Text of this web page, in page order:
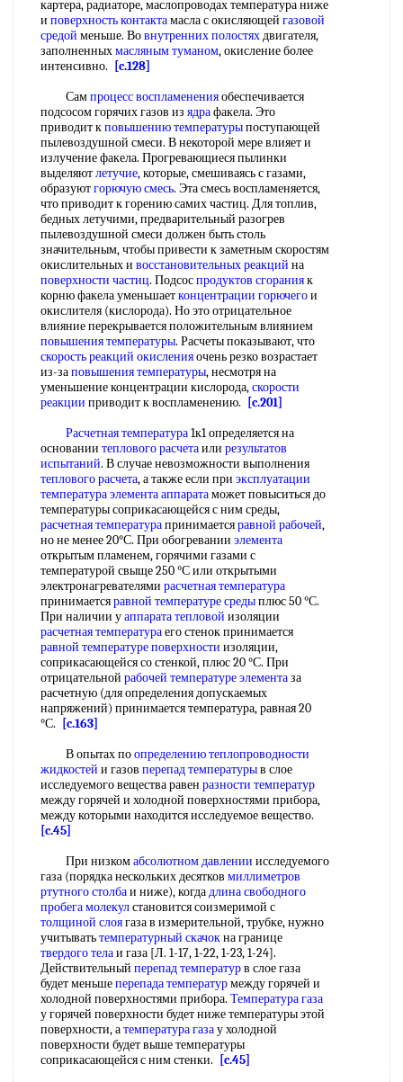
картера, радиаторе, маслопроводах температура ниже
и поверхность контактамасла с окисляющей газовой
средой меньше. Вовнутренних полостяхдвигателя,
заполненныхмасляным туманом, окисление более
интенсивно.
[c.128]
Сампроцесс воспламененияобеспечивается
подсосом горячих газов из ядрафакела. Это
приводит кповышению температурыпоступающей
пылевоздушной смеси. В некоторой мере влияет и
излучение факела. Прогревающиеся пылинки
выделяютлетучие, которые, смешиваясь с газами,
образуютгорючую смесь. Эта смесь воспламеняется,
что приводит к горению самих частиц. Для топлив,
бедных летучими, предварительный разогрев
пылевоздушной смеси должен быть столь
значительным, чтобы привести к заметным скоростям
окислительных и восстановительных реакций на
поверхности частиц. Подсоспродуктов сгоранияк
корню факела уменьшаетконцентрации горючегои
окислителя (кислорода). Но это отрицательное
влияние перекрывается положительным влиянием
повышения температуры. Расчеты показывают, что
скорость реакций окисленияочень резко возрастает
из-заповышения температуры, несмотря на
уменьшение концентрации кислорода,скорости
реакции приводит к воспламенению.
[c.201]
Расчетная температура1к1 определяется на
основании теплового расчетаили результатов
испытаний. В случае невозможности выполнения
теплового расчета, а также если при эксплуатации
температураэлемента аппаратаможет повыситься до
температуры соприкасающейся с ним среды,
расчетная температурапринимаетсяравной рабочей,
но не менее 20°С. При обогревании элемента
открытым пламенем, горячими газами с
температурой свыще 250 °С или открытыми
электронагревателями расчетная температура
принимаетсяравной температуре средыплюс 50 °С.
При наличии уаппарата тепловой изоляции
расчетная температураего стенок принимается
равной температуре поверхности изоляции,
соприкасающейся со стенкой, плюс 20 °С. При
отрицательной рабочей температуреэлементаза
расчетную (для определения допускаемых
напряжений) принимается температура, равная 20
°С.
[c.163]
В опытах поопределению теплопроводности
жидкостей и газов перепад температурыв слое
исследуемого вещества равен разности температур
между горячей и холодной поверхностями прибора,
между которыми находится исследуемое вещество.
[c.45]
При низкомабсолютном давлении исследуемого
газа (порядка нескольких десятков миллиметров
ртутного столбаи ниже), когдадлина свободного
пробега молекулстановится соизмеримой с
толщиной слоягаза в измерительной, трубке, нужно
учитыватьтемпературный скачокна границе
твердого телаи газа [Л. 1-17, 1-22, 1-23, 1-24].
Действительный перепад температурв слое газа
будет меньшеперепада температурмежду горячей и
холодной поверхностями прибора. Температура газа
у горячей поверхности будет ниже температуры этой
поверхности, атемпература газау холодной
поверхности будет выше температуры
соприкасающейся с ним стенки.
[c.45]